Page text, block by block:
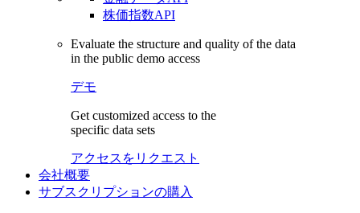
株価指数API
Evaluate the structure and quality of the data
in the public demo access
デモ
Get customized access to the
specific data sets
アクセスをリクエスト
会社概要
サブスクリプションの購入